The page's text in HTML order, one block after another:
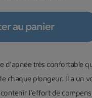
au panier
d’apnée très confortable
chaque plongeur. Il a un
l’effort de